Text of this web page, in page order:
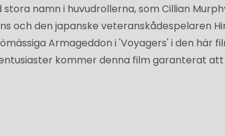
namn i huvudrollerna, som Cillian
och den japanske veteranskådespelaren
Armageddon i 'Voyagers' i den här
kommer denna film garanterat